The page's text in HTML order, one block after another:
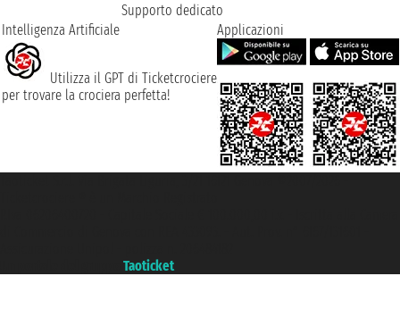
Supporto dedicato
Intelligenza Artificiale
Utilizza il GPT di Ticketcrociere
per trovare la crociera perfetta!
Applicazioni
Taoticket